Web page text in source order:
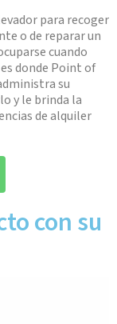
para recoger
o de reparar un
cuando
donde Point of
su
y le brinda la
de alquiler
con su